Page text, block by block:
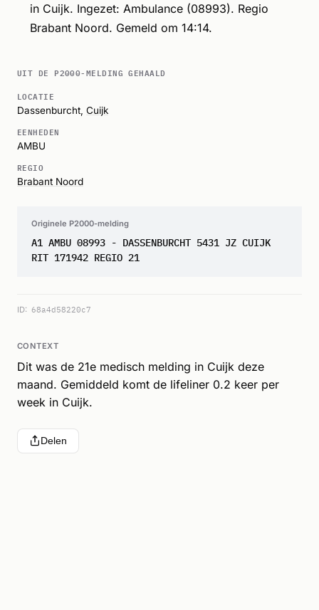
in Cuijk. Ingezet: Ambulance (08993). Regio
Brabant Noord. Gemeld om 14:14.
UIT DE P2000-MELDING GEHAALD
LOCATIE
Dassenburcht, Cuijk
EENHEDEN
AMBU
REGIO
Brabant Noord
Originele P2000-melding
A1 AMBU 08993 - DASSENBURCHT 5431 JZ CUIJK
RIT 171942 REGIO 21
ID: 68a4d58220c7
CONTEXT
Dit was de 21e medisch melding in Cuijk deze
maand. Gemiddeld komt de lifeliner 0.2 keer per
week in Cuijk.
Delen